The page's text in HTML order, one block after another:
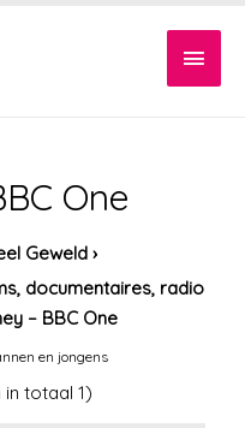
One
Geweld ›
documentaires, radio
– BBC One
en jongens
totaal 1)